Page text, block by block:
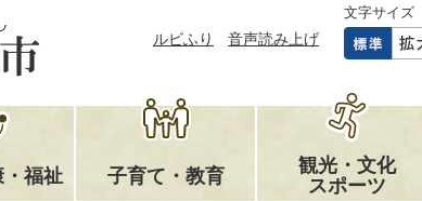
ルビふり 音声読み上げ
文字サイズ
福祉 子育て・教育
観光・文化
スポーツ